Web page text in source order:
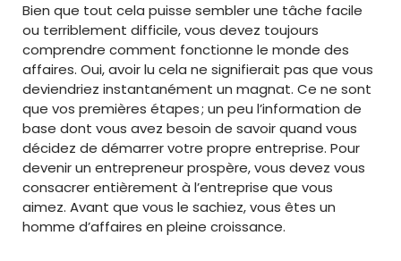
Bien que tout cela puisse sembler une tâche facile
ou terriblement difficile, vous devez toujours
comprendre comment fonctionne le monde des
affaires. Oui, avoir lu cela ne signifierait pas que vous
deviendriez instantanément un magnat. Ce ne sont
que vos premières étapes ; un peu l’information de
base dont vous avez besoin de savoir quand vous
décidez de démarrer votre propre entreprise. Pour
devenir un entrepreneur prospère, vous devez vous
consacrer entièrement à l’entreprise que vous
aimez. Avant que vous le sachiez, vous êtes un
homme d’affaires en pleine croissance.